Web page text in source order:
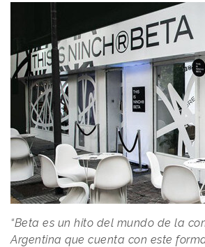
“Beta es un hito del mundo de la
Argentina que cuenta con este